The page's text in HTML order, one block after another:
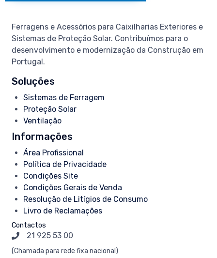
Ferragens e Acessórios para Caixilharias Exteriores e
Sistemas de Proteção Solar. Contribuímos para o
desenvolvimento e modernização da Construção em
Portugal.
Soluções
Sistemas de Ferragem
Proteção Solar
Ventilação
Informações
Área Profissional
Política de Privacidade
Condições Site
Condições Gerais de Venda
Resolução de Litígios de Consumo
Livro de Reclamações
Contactos
21 925 53 00
(Chamada para rede fixa nacional)